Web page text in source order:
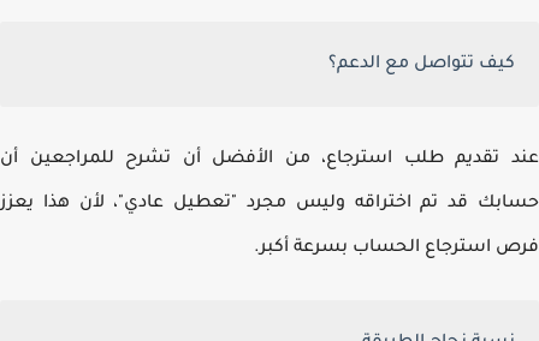
كيف تتواصل مع الدعم؟
تقديم طلب استرجاع، من الأفضل أن تشرح للمراجعين أن
قد تم اختراقه وليس مجرد "تعطيل عادي"، لأن هذا يعزز
استرجاع الحساب بسرعة أكبر.